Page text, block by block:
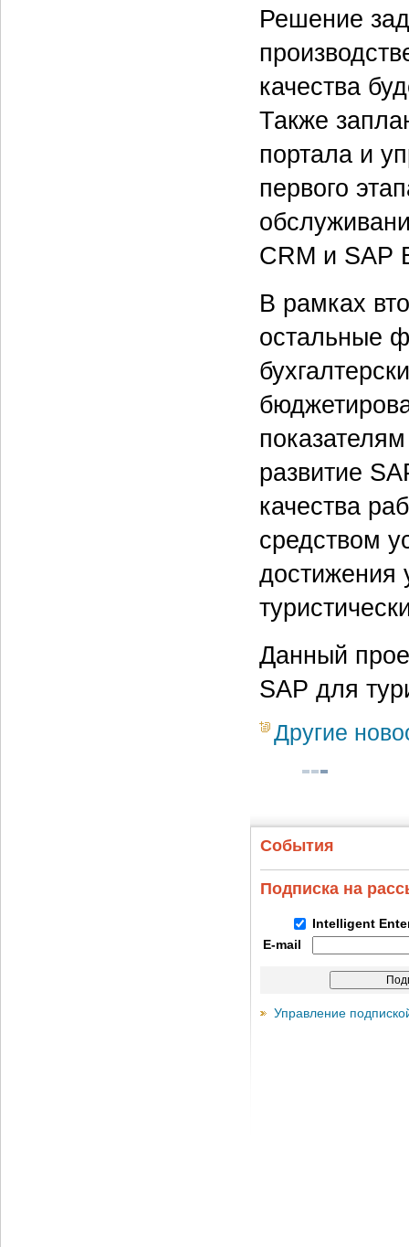
Решение
качества
Также
портала и
первого
CRM и SAP
В рамках
остальные
развитие
качества
средством
достижения
Данный
SAP для
Другие
События
Подписка на
Intelligent
E-mail
Управление